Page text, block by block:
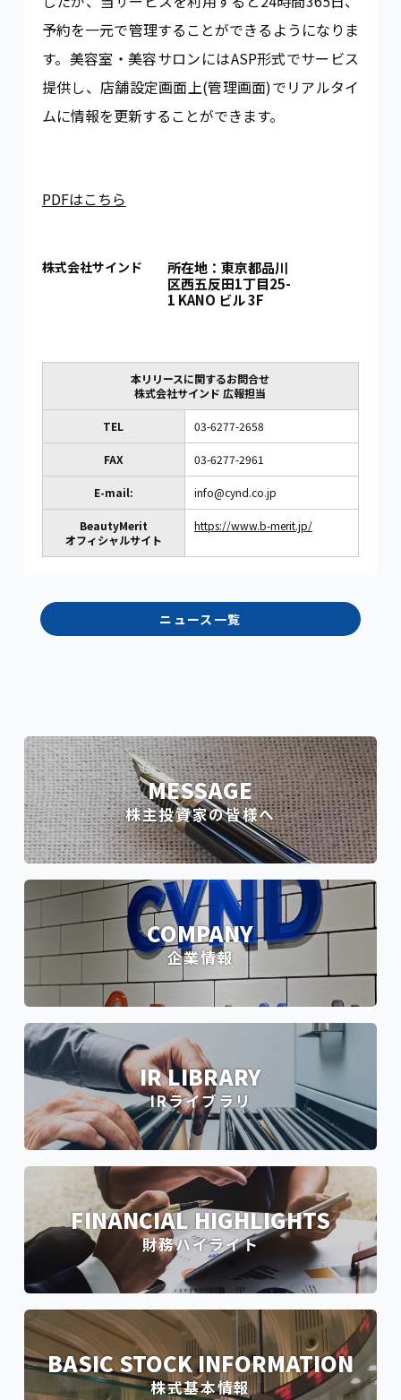
予約を一元で管理することができるようになりま
す。美容室・美容サロンにはASP形式でサービス
提供し、店舗設定画面上(管理画面)でリアルタイ
ムに情報を更新することができます。
PDFはこちら
株式会社サインド
所在地：東京都品川
区西五反田1丁目25-
1 KANO ビル 3F
本リリースに関するお問合せ
株式会社サインド 広報担当
TEL 03-6277-2658
FAX 03-6277-2961
E-mail: info@cynd.co.jp
BeautyMerit
オフィシャルサイト
https://www.b-merit.jp/
ニュース一覧
MESSAGE
株主投資家の皆様へ
COMPANY
企業情報
IR LIBRARY
IRライブラリ
FINANCIAL HIGHLIGHTS
財務ハイライト
BASIC STOCK INFORMATION
株式基本情報